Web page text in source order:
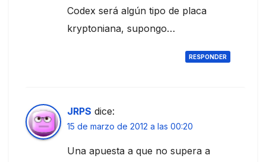
Codex será algún tipo de placa
kryptoniana, supongo…
RESPONDER
JRPS dice:
15 de marzo de 2012 a las 00:20
Una apuesta a que no supera a